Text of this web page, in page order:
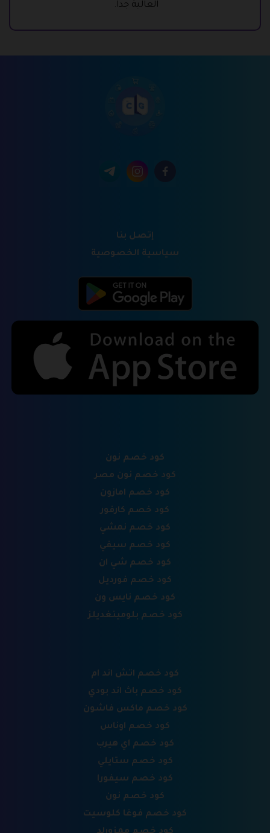
العالية جدا.
إتصل بنا
سياسية الخصوصية
كود خصم نون
كود خصم نون مصر
كود خصم امازون
كود خصم كارفور
كود خصم نمشي
كود خصم سيفي
كود خصم شي ان
كود خصم فورديل
كود خصم نايس ون
كود خصم بلومينغديلز
كود خصم اتش اند ام
كود خصم باث اند بودي
كود خصم ماكس فاشون
كود خصم اوناس
كود خصم اي هيرب
كود خصم ستايلي
كود خصم سيفورا
كود خصم نون
كود خصم فوغا كلوسيت